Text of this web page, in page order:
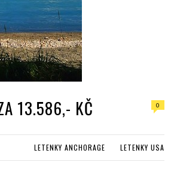
13.586,- KČ 0
LETENKY ANCHORAGE LETENKY USA